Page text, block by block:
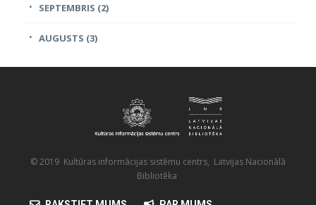
SEPTEMBRIS (2)
AUGUSTS (3)
© 2019 Kultūras informācijas sistēmu centrs, Latvijas Nacionālā
Bibliotēka